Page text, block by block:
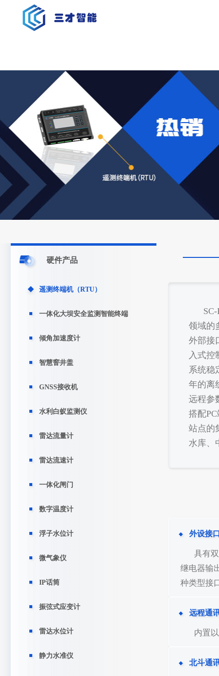
硬件产品
遥测终端机（RTU）
一体化大坝安全监测智能终端
倾角加速度计
智慧窨井盖
GNSS接收机
水利白蚁监测仪
雷达流量计
雷达流速计
一体化闸门
数字温度计
浮子水位计
微气象仪
IP话筒
振弦式应变计
雷达水位计
静力水准仪
领域的
外部接
入式控
系统稳
年的离
远程参
搭配
站点的
水库、
外设接
具有
继电器输
种类型接
远程通
内置
北斗通